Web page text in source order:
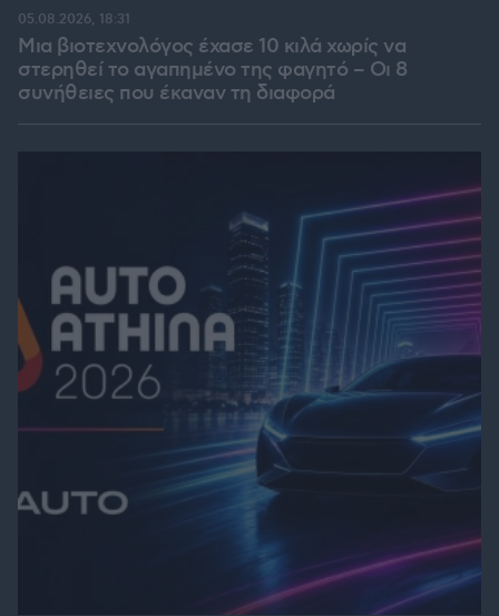
Μια βιοτεχνολόγος έχασε 10 κιλά χωρίς να
στερηθεί το αγαπημένο της φαγητό – Οι 8
συνήθειες που έκαναν τη διαφορά
05.08.2026, 18:31